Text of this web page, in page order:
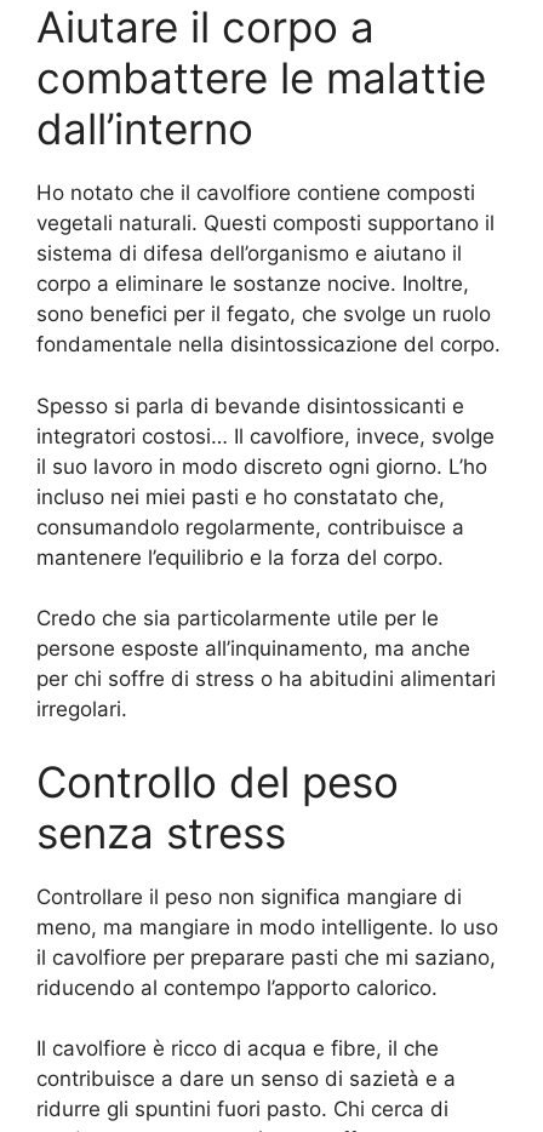
Aiutare il corpo a
combattere le malattie
dall’interno
Ho notato che il cavolfiore contiene composti
vegetali naturali. Questi composti supportano il
sistema di difesa dell’organismo e aiutano il
corpo a eliminare le sostanze nocive. Inoltre,
sono benefici per il fegato, che svolge un ruolo
fondamentale nella disintossicazione del corpo.
Spesso si parla di bevande disintossicanti e
integratori costosi… Il cavolfiore, invece, svolge
il suo lavoro in modo discreto ogni giorno. L’ho
incluso nei miei pasti e ho constatato che,
consumandolo regolarmente, contribuisce a
mantenere l’equilibrio e la forza del corpo.
Credo che sia particolarmente utile per le
persone esposte all’inquinamento, ma anche
per chi soffre di stress o ha abitudini alimentari
irregolari.
Controllo del peso
senza stress
Controllare il peso non significa mangiare di
meno, ma mangiare in modo intelligente. Io uso
il cavolfiore per preparare pasti che mi saziano,
riducendo al contempo l’apporto calorico.
Il cavolfiore è ricco di acqua e fibre, il che
contribuisce a dare un senso di sazietà e a
ridurre gli spuntini fuori pasto. Chi cerca di